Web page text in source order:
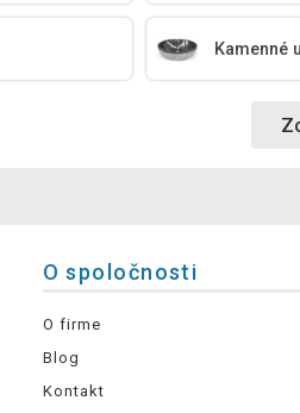
Kamenné
O spoločnosti
O firme
Blog
Kontakt